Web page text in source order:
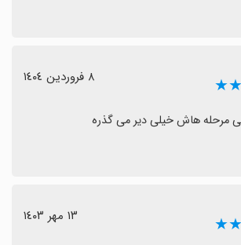
٨ فروردین ١٤٠٤
مرحله هاش خیلی دیر می گذره
١٣ مهر ١٤٠٣